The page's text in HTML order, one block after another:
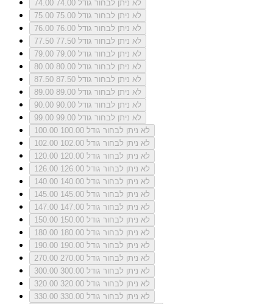
74.00
לא ניתן לבחור גודל 74.00
75.00
לא ניתן לבחור גודל 75.00
76.00
לא ניתן לבחור גודל 76.00
77.50
לא ניתן לבחור גודל 77.50
79.00
לא ניתן לבחור גודל 79.00
80.00
לא ניתן לבחור גודל 80.00
87.50
לא ניתן לבחור גודל 87.50
89.00
לא ניתן לבחור גודל 89.00
90.00
לא ניתן לבחור גודל 90.00
99.00
לא ניתן לבחור גודל 99.00
100.00
לא ניתן לבחור גודל 100.00
102.00
לא ניתן לבחור גודל 102.00
120.00
לא ניתן לבחור גודל 120.00
126.00
לא ניתן לבחור גודל 126.00
140.00
לא ניתן לבחור גודל 140.00
145.00
לא ניתן לבחור גודל 145.00
147.00
לא ניתן לבחור גודל 147.00
150.00
לא ניתן לבחור גודל 150.00
180.00
לא ניתן לבחור גודל 180.00
190.00
לא ניתן לבחור גודל 190.00
270.00
לא ניתן לבחור גודל 270.00
300.00
לא ניתן לבחור גודל 300.00
320.00
לא ניתן לבחור גודל 320.00
330.00
לא ניתן לבחור גודל 330.00